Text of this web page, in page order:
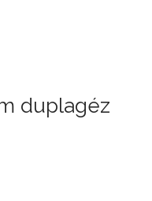
duplagéz